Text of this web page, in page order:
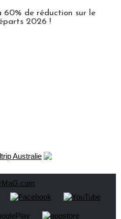
60% de réduction sur le
2026 !